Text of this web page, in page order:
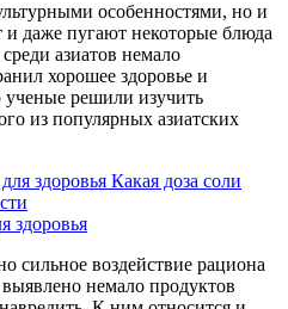
особенностями, но и
даже пугают некоторые блюда
азиатов немало
хорошее здоровье и
решили изучить
из популярных азиатских
Какая доза соли
здоровья
сильное воздействие рациона
немало продуктов